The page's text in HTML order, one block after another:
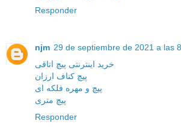
Responder
njm 29 de septiembre de 2021 a las
خرید اینترنتی پیچ اتاقی
پیچ کناف ارزان
پیچ و مهره فلکه ای
پیچ متری
Responder